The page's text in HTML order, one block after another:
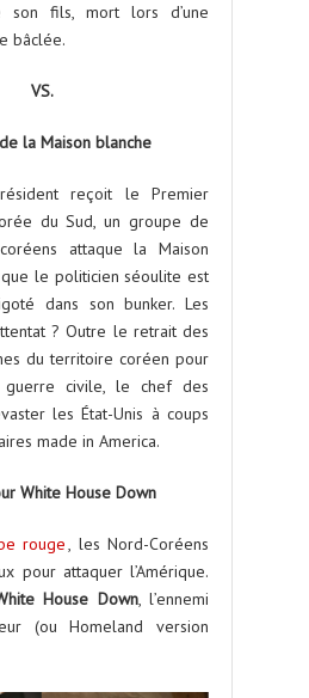
fils, mort lors d’une
bâclée.
VS.
la Maison blanche
reçoit le Premier
du Sud, un groupe de
attaque la Maison
que le politicien séoulite est
dans son bunker. Les
? Outre le retrait des
du territoire coréen pour
civile, le chef des
les État-Unis à coups
made in America.
White House Down
rouge, les Nord-Coréens
pour attaquer l’Amérique.
House Down, l’ennemi
(ou Homeland version